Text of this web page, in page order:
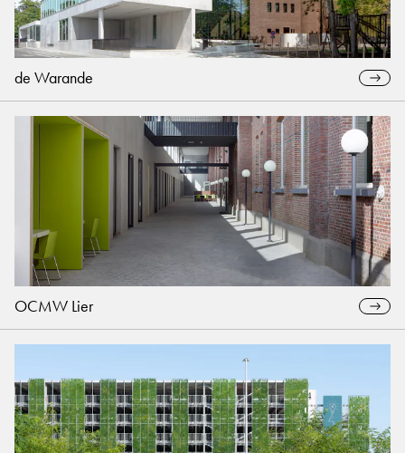
de Warande
OCMW Lier